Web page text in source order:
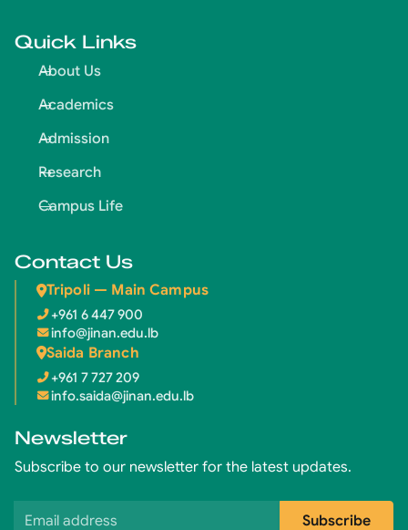
Quick Links
About Us
Academics
Admission
Research
Campus Life
Contact Us
Tripoli — Main Campus
+961 6 447 900
info@jinan.edu.lb
Saida Branch
+961 7 727 209
info.saida@jinan.edu.lb
Newsletter
Subscribe to our newsletter for the latest updates.
Email address
Subscribe